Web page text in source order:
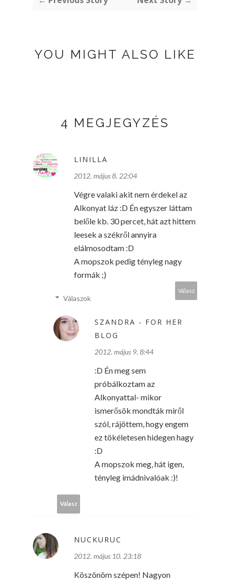
YOU MIGHT ALSO LIKE
4 MEGJEGYZÉS
LINILLA
2012. május 8. 22:04
Végre valaki akit nem érdekel az
Alkonyat láz :D Én egyszer láttam
belőle kb. 30 percet, hát azt hittem
leesek a székről annyira
elálmosodtam :D
A mopszok pedig tényleg nagy
formák ;)
Válasz
Válaszok
SZANDRA - FOR HER
BLOG
2012. május 9. 8:44
:D Én meg sem
próbálkoztam az
Alkonyattal- mikor
ismerősök mondták miről
szól, rájöttem, hogy engem
ez tökéletesen hidegen hagy
:D
A mopszok meg, hát igen,
tényleg imádnivalóak :)!
Válasz
NUCKURUC
2012. május 10. 23:18
Köszönöm szépen! Nagyon